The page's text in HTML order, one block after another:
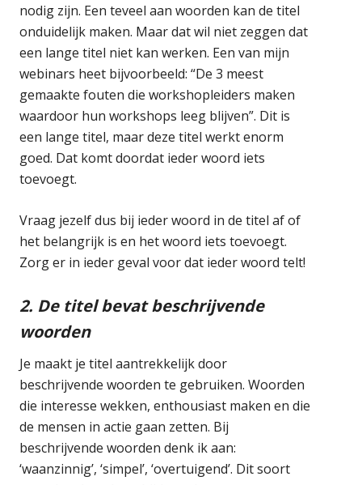
nodig zijn. Een teveel aan woorden kan de titel
onduidelijk maken. Maar dat wil niet zeggen dat
een lange titel niet kan werken. Een van mijn
webinars heet bijvoorbeeld: “De 3 meest
gemaakte fouten die workshopleiders maken
waardoor hun workshops leeg blijven”. Dit is
een lange titel, maar deze titel werkt enorm
goed. Dat komt doordat ieder woord iets
toevoegt.
Vraag jezelf dus bij ieder woord in de titel af of
het belangrijk is en het woord iets toevoegt.
Zorg er in ieder geval voor dat ieder woord telt!
2. De titel bevat beschrijvende
woorden
Je maakt je titel aantrekkelijk door
beschrijvende woorden te gebruiken. Woorden
die interesse wekken, enthousiast maken en die
de mensen in actie gaan zetten. Bij
beschrijvende woorden denk ik aan:
‘waanzinnig’, ‘simpel’, ‘overtuigend’. Dit soort